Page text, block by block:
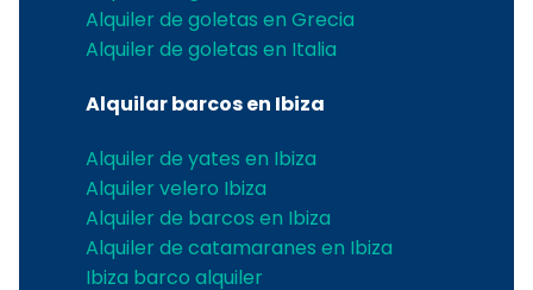
Alquiler de goletas en Grecia
Alquiler de goletas en Italia
Alquilar barcos en Ibiza
Alquiler de yates en Ibiza
Alquiler velero Ibiza
Alquiler de barcos en Ibiza
Alquiler de catamaranes en Ibiza
Ibiza barco alquiler